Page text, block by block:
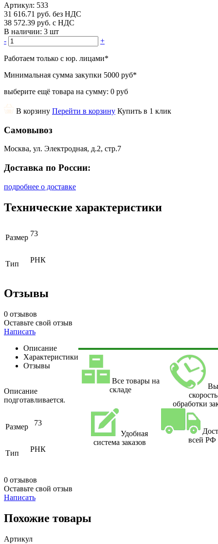
Артикул: 533
31 616.71 руб. без НДС
38 572.39 руб. с НДС
В наличии: 3 шт
-
+
Работаем только с юр. лицами*
Минимальная сумма закупки 5000 руб*
выберите ещё товара на сумму: 0 руб
В корзину Перейти в корзину Купить в 1 клик
Самовывоз
Москва, ул. Электродная, д.2, стр.7
Доставка по России:
подробнее о доставке
Технические характеристики
Размер 73
Тип РНК
Отзывы
0 отзывов
Оставьте свой отзыв
Написать
Описание
Характеристики
Отзывы
Описание
подготавливается.
Размер 73
Тип РНК
0 отзывов
Оставьте свой отзыв
Написать
Все товары на
складе
скорость
обработки
Удобная
система заказов
всей РФ
Похожие товары
Артикул